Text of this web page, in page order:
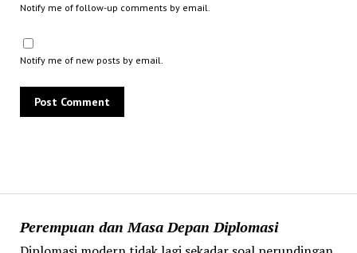
Perempuan dan Masa Depan Diplomasi
Notify me of follow-up comments by email.
Notify me of new posts by email.